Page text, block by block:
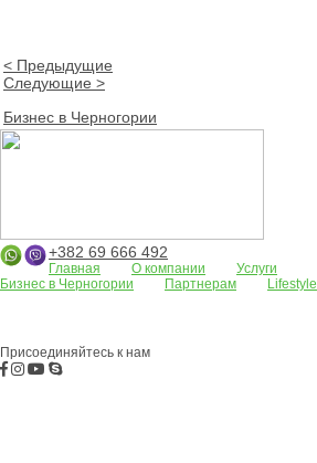
< Предыдущие
Следующие >
Бизнес в Черногории
+382 69 666 492
Главная О компании
Услуги
Бизнес в Черногории
Партнерам Lifestyle
Присоединяйтесь к нам